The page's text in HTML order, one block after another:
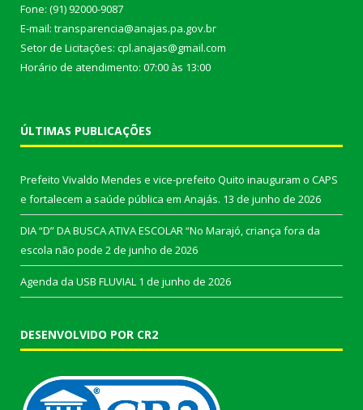
Fone: (91) 92000-9087
E-mail: transparencia@anajas.pa.gov.br
Setor de Licitações: cpl.anajas@gmail.com
Horário de atendimento: 07:00 às 13:00
ÚLTIMAS PUBLICAÇÕES
Prefeito Vivaldo Mendes e vice-prefeito Quito inauguram o CAPS
e fortalecem a saúde pública em Anajás. 13 de junho de 2026
DIA “D” DA BUSCA ATIVA ESCOLAR “No Marajó, criança fora da
escola não pode 2 de junho de 2026
Agenda da USB FLUVIAL 1 de junho de 2026
DESENVOLVIDO POR CR2